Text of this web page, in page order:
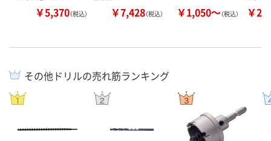
￥5,370（税込） ￥7,428（税込） ￥1,050～（税込） ￥
その他ドリルの売れ筋ランキング